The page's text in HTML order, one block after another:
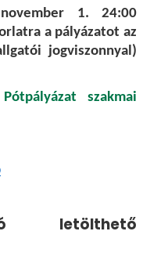
1. 24:00
a pályázatot az
jogviszonnyal)
Pótpályázat szakmai
letölthető